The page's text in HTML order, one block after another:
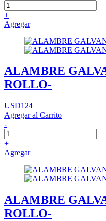
+
Agregar
ALAMBRE
ROLLO-
USD124
Agregar al Carrito
-
+
Agregar
ALAMBRE
ROLLO-